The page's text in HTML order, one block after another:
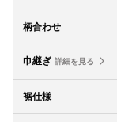
柄合わせ
巾継ぎ 詳細を見る
裾仕様